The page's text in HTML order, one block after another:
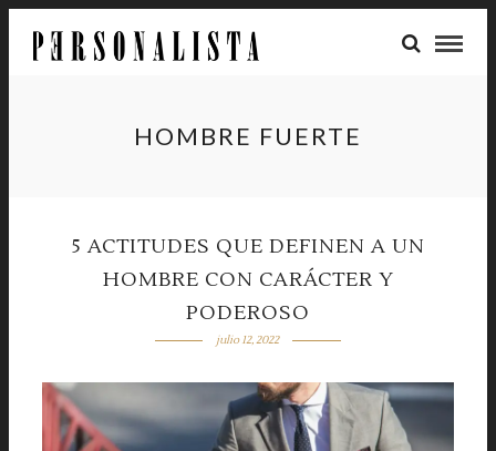
HOMBRE FUERTE
5 ACTITUDES QUE DEFINEN A UN
HOMBRE CON CARÁCTER Y
PODEROSO
julio 12, 2022